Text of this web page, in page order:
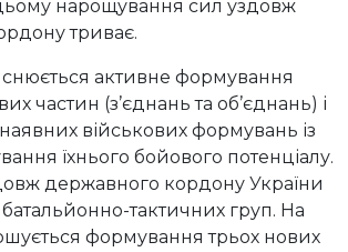
нарощування сил уздовж
триває.
активне формування
частин (з’єднань та об’єднань) і
наявних військових формувань із
їхнього бойового потенціалу.
державного кордону України
тактичних груп. На
формування трьох нових